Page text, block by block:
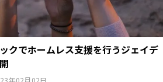
クでホームレス支援を行うジェイデ
年02月02日